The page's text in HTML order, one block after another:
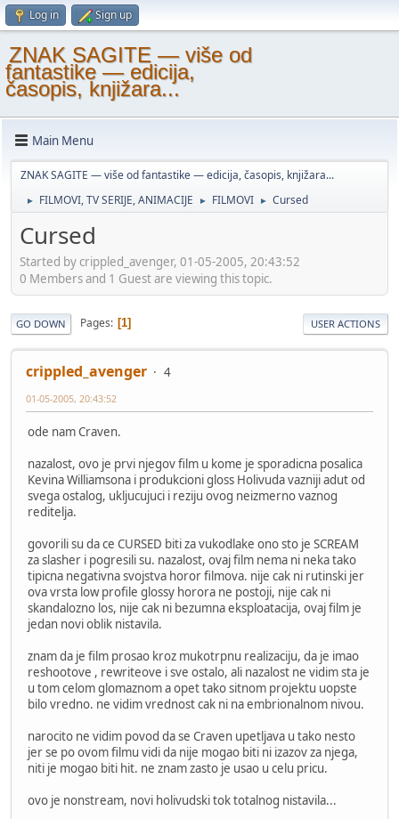
Log in Sign up
ZNAK SAGITE — više od
fantastike — edicija,
časopis, knjižara...
Main Menu
ZNAK SAGITE — više od fantastike — edicija, časopis, knjižara...
► FILMOVI, TV SERIJE, ANIMACIJE ► FILMOVI ► Cursed
Cursed
Started by crippled_avenger, 01-05-2005, 20:43:52
0 Members and 1 Guest are viewing this topic.
GO DOWN Pages 1 USER ACTIONS
crippled_avenger 4
01-05-2005, 20:43:52
ode nam Craven.
nazalost, ovo je prvi njegov film u kome je sporadicna posalica
Kevina Williamsona i produkcioni gloss Holivuda vazniji adut od
svega ostalog, ukljucujuci i reziju ovog neizmerno vaznog
reditelja.
govorili su da ce CURSED biti za vukodlake ono sto je SCREAM
za slasher i pogresili su. nazalost, ovaj film nema ni neka tako
tipicna negativna svojstva horor filmova. nije cak ni rutinski jer
ova vrsta low profile glossy horora ne postoji, nije cak ni
skandalozno los, nije cak ni bezumna eksploatacija, ovaj film je
jedan novi oblik nistavila.
znam da je film prosao kroz mukotrpnu realizaciju, da je imao
reshootove , rewriteove i sve ostalo, ali nazalost ne vidim sta je
u tom celom glomaznom a opet tako sitnom projektu uopste
bilo vredno. ne vidim vrednost cak ni na embrionalnom nivou.
narocito ne vidim povod da se Craven upetljava u tako nesto
jer se po ovom filmu vidi da nije mogao biti ni izazov za njega,
niti je mogao biti hit. ne znam zasto je usao u celu pricu.
ovo je nonstream, novi holivudski tok totalnog nistavila...